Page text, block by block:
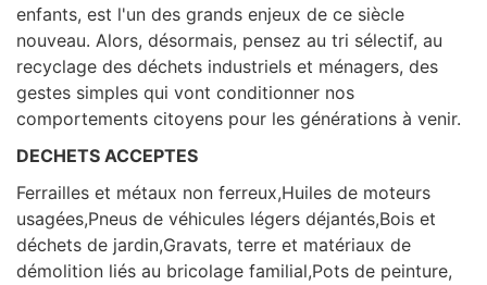
enfants, est l'un des grands enjeux de ce siècle
nouveau. Alors, désormais, pensez au tri sélectif, au
recyclage des déchets industriels et ménagers, des
gestes simples qui vont conditionner nos
comportements citoyens pour les générations à venir.
DECHETS ACCEPTES
Ferrailles et métaux non ferreux,Huiles de moteurs
usagées,Pneus de véhicules légers déjantés,Bois et
déchets de jardin,Gravats, terre et matériaux de
démolition liés au bricolage familial,Pots de peinture,